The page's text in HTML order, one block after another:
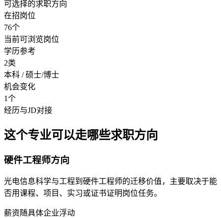
可选择的求职方向
在招岗位
76个
当前可浏览岗位
学历参考
2类
本科 / 硕士/博士
机会变化
1个
经历与JD对接
这个专业可以走哪些求职方向
硬件工程师方向
光电信息科学与工程到硬件工程师的迁移价值，主要取决于能
否用课程、项目、实习或证书证明岗位任务。
薪资随具体企业浮动